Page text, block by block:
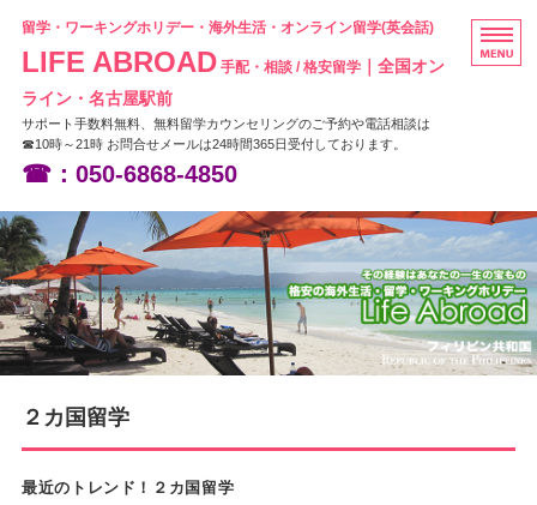
留学・ワーキングホリデー・海外生活・オンライン留学(英会話)
LIFE ABROAD手配・相談 / 格安留学｜全国オン
ライン・名古屋駅前
サポート手数料無料、無料留学カウンセリングのご予約や電話相談は
☎10時～21時 お問合せメールは24時間365日受付しております。
☎：050-6868-4850
HOME
フィリピン留学
ニュージーランド留学
２カ国留学
最近のトレンド！２カ国留学